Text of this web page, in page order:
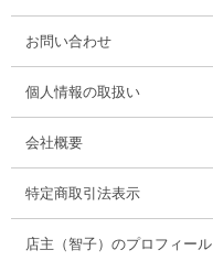
お問い合わせ
個人情報の取扱い
会社概要
特定商取引法表示
店主（智子）のプロフィール